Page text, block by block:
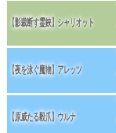
【影裁断す霊鋏】シャリオット
【夜を泳ぐ魔物】アレッツ
【原威たる毅爪】ウルナ